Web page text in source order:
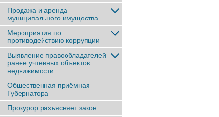
Продажа и аренда
муниципального имущества
Мероприятия по
противодействию коррупции
Выявление правообладателей
ранее учтенныx объектов
недвижимости
Общественная приёмная
Губернатора
Прокурор разъясняет закон